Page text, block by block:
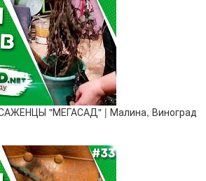
"МЕГАСАД" | Малина, Виноград